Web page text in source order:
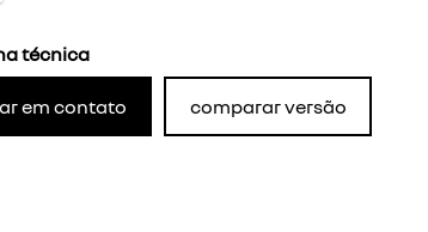
técnica
em contato comparar versão